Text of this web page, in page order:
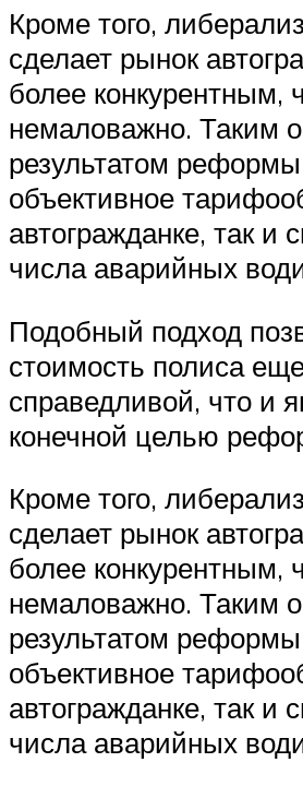
Кроме того,
сделает рынок
более конкурентным,
немаловажно. Таким
результатом реформы
объективное
автогражданке, так и
числа аварийных
Подобный подход
стоимость полиса
справедливой, что и
конечной целью
Кроме того,
сделает рынок
более конкурентным,
немаловажно. Таким
результатом реформы
объективное
автогражданке, так и
числа аварийных